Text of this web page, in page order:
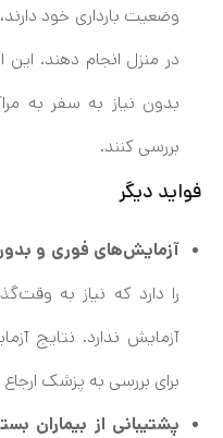
وضعیت بارداری خود
در منزل انجام دهند.
بدون نیاز به سفر به
بررسی کنند.
فواید دیگر
آزمایش‌های فوری و
را دارد که نیاز به
آزمایش ندارد. نتایج
برای بررسی به پزشک
پشتیبانی از بیماران